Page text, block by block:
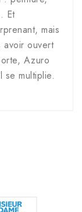
Et
mais
ouvert
Azuro
multiplie.